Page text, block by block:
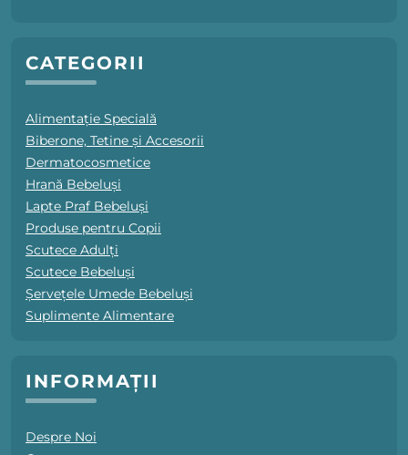
CATEGORII
Alimentație Specială
Biberone, Tetine și Accesorii
Dermatocosmetice
Hrană Bebeluși
Lapte Praf Bebeluși
Produse pentru Copii
Scutece Adulți
Scutece Bebeluși
Șervețele Umede Bebeluși
Suplimente Alimentare
INFORMAȚII
Despre Noi